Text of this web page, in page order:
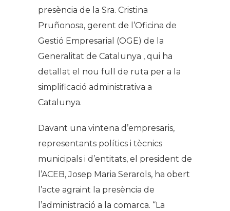
presència de la Sra. Cristina
Pruñonosa, gerent de l’Oficina de
Gestió Empresarial (OGE) de la
Generalitat de Catalunya , qui ha
detallat el nou full de ruta per a la
simplificació administrativa a
Catalunya.
Davant una vintena d’empresaris,
representants polítics i tècnics
municipals i d’entitats, el president de
l’ACEB, Josep Maria Serarols, ha obert
l’acte agraint la presència de
l’administració a la comarca. “La